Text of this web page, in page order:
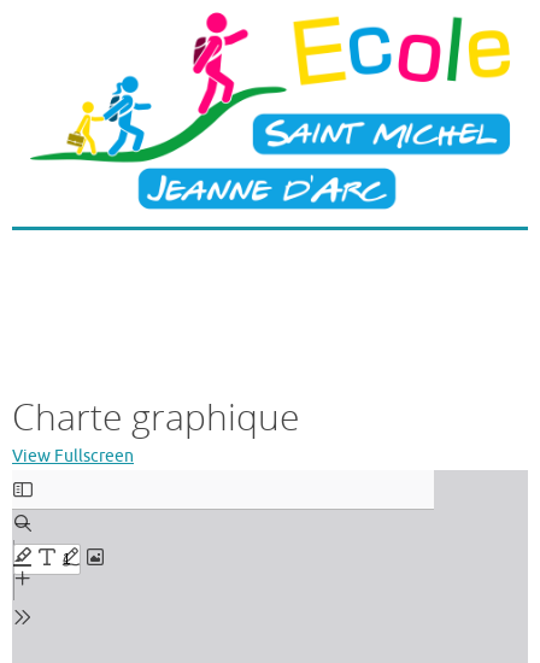
Charte graphique
View Fullscreen
Aller
au
contenu
PDF